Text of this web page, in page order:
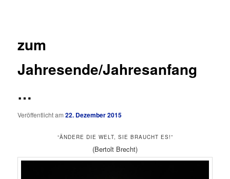
zum
Jahresende/Jahresanfang
…
Veröffentlicht am22. Dezember 2015
“ÄNDERE DIE WELT, SIE BRAUCHT ES!”
(Bertolt Brecht)